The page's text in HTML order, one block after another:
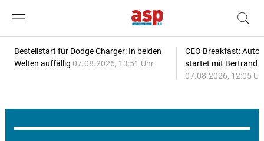
Bestellstart für Dodge Charger: In beiden
Welten auffällig 07.08.2026, 13:51 Uhr
CEO Breakfast:
startet mit Bertrand
07.08.2026, 12:05